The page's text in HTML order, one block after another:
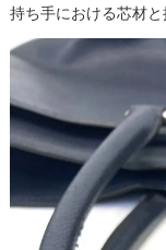
持ち手における芯材